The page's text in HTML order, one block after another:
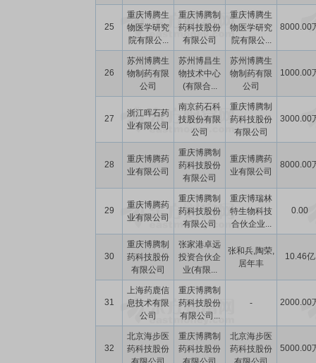
25
重庆博腾生
物医学研究
院有限公...
重庆博腾制
药科技股份
有限公司
重庆博腾生
物医学研究
院有限公...
8000.00
26
苏州博腾生
物制药有限
公司
苏州博昌生
物技术中心
(有限合...
苏州博腾生
物制药有限
公司
1000.00
27
浙江晖石药
业有限公司
南京药石科
技股份有限
公司
重庆博腾制
药科技股份
有限公司
3000.00
28
重庆博腾药
业有限公司
重庆博腾制
药科技股份
有限公司
重庆博腾药
业有限公司
8000.00
29
重庆博腾药
业有限公司
重庆博腾制
药科技股份
有限公司
重庆博瑞林
特生物科技
合伙企业...
0.00
30
重庆博腾制
药科技股份
有限公司
张家港卓远
投资合伙企
业(有限...
张和兵,陶荣,
居年丰
10.46亿
31
上海药鹿信
息技术有限
公司
重庆博腾制
药科技股份
有限公司...
- 2000.00
32
北京海步医
药科技股份
重庆博腾制
药科技股份
北京海步医
药科技股份
5000.00